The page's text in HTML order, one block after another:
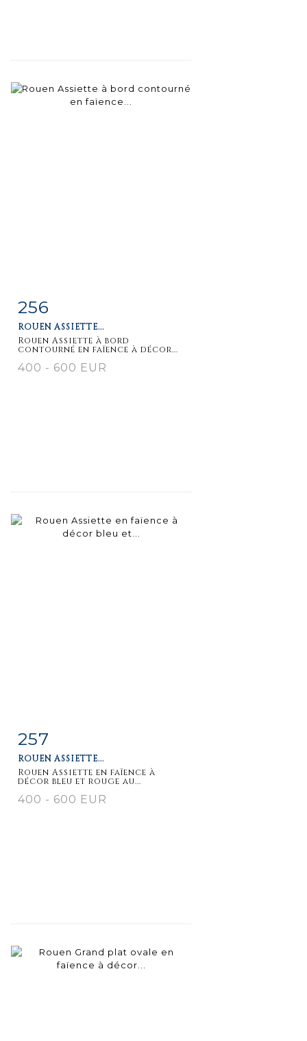
Item detail
256
ROUEN ASSIETTE...
Rouen Assiette à bord
contourné en faïence à décor...
400 - 600 EUR
Item detail
257
ROUEN ASSIETTE...
Rouen Assiette en faïence à
décor bleu et rouge au...
400 - 600 EUR